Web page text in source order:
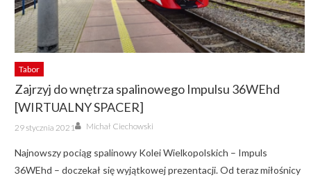
Tabor
Zajrzyj do wnętrza spalinowego Impulsu 36WEhd
[WIRTUALNY SPACER]
Posted
on
29 stycznia 2021 Author
Michał Ciechowski
Najnowszy pociąg spalinowy Kolei Wielkopolskich – Impuls
36WEhd – doczekał się wyjątkowej prezentacji. Od teraz miłośnicy